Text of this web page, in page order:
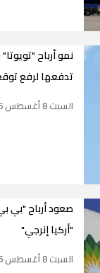
تدفعها لرفع
السبت 8 أغسطس 2026 18:42:22
صعود أرباح "بي
"أركيا إنرجي"
السبت 8 أغسطس 2026 16:58:00